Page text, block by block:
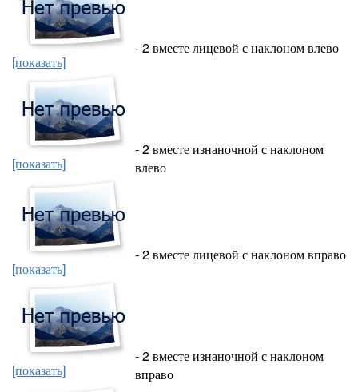
[показать]
- 2 вместе лицевой с наклоном влево
[показать]
- 2 вместе изнаночной с наклоном
влево
[показать]
- 2 вместе лицевой с наклоном вправо
[показать]
- 2 вместе изнаночной с наклоном
вправо